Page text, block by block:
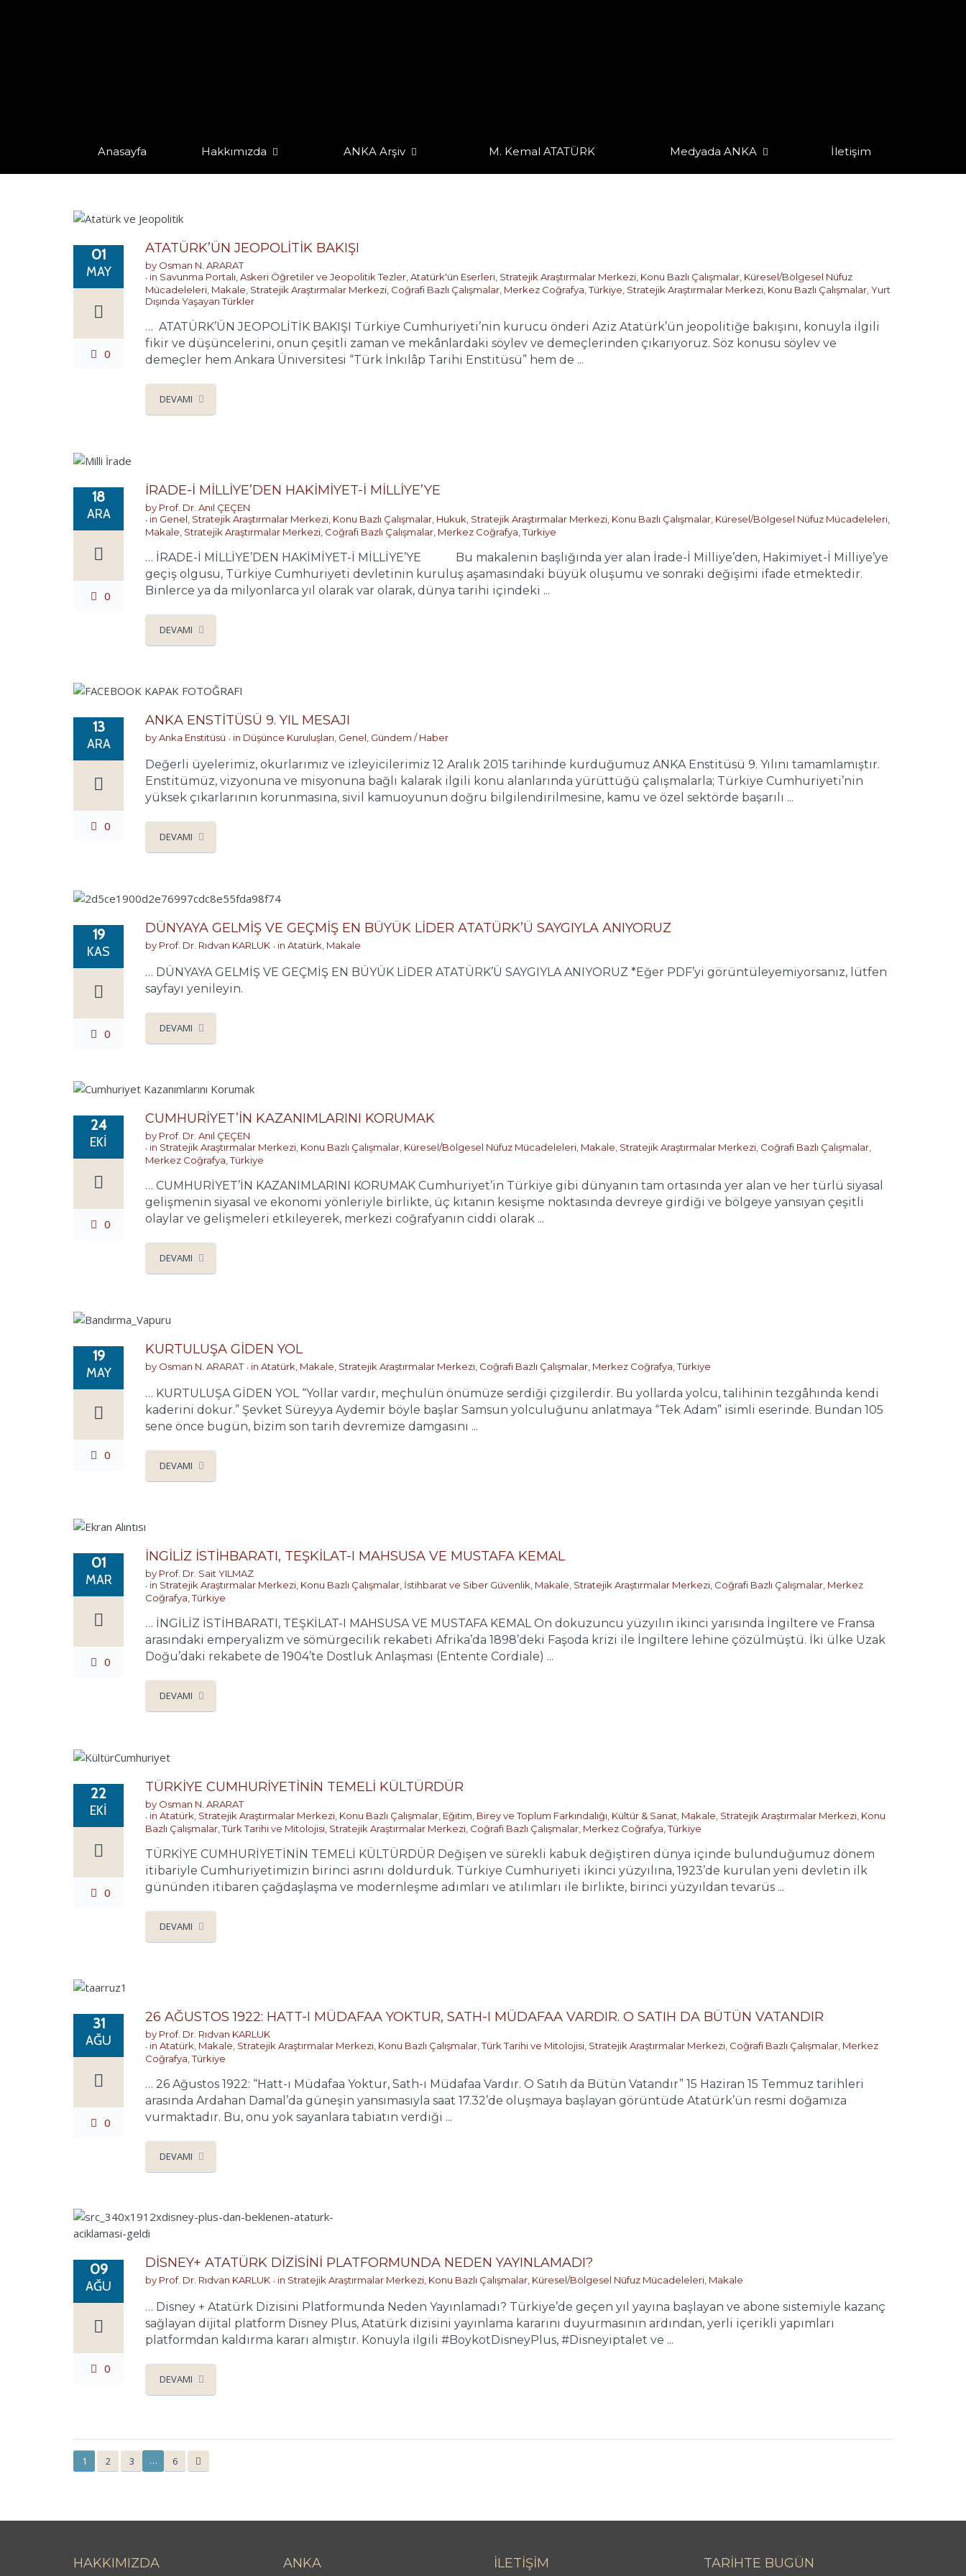
Anasayfa Hakkımızda ANKA Arşiv M. Kemal ATATÜRK Medyada ANKA İletişim
01
MAY
0
ATATÜRK’ÜN JEOPOLİTİK BAKIŞI
by Osman N. ARARAT
in Savunma Portalı,Askeri Öğretiler ve Jeopolitik Tezler,Atatürk'ün Eserleri, Stratejik Araştırmalar Merkezi, Konu Bazlı Çalışmalar, Küresel/Bölgesel Nüfuz
Mücadeleleri, Makale, Stratejik Araştırmalar Merkezi, Coğrafi Bazlı Çalışmalar, Merkez Coğrafya,Türkiye, Stratejik Araştırmalar Merkezi, Konu Bazlı Çalışmalar,Yurt
Dışında Yaşayan Türkler
… ATATÜRK’ÜN JEOPOLİTİK BAKIŞI Türkiye Cumhuriyeti’nin kurucu önderi Aziz Atatürk’ün jeopolitiğe bakışını, konuyla ilgili
fikir ve düşüncelerini, onun çeşitli zaman ve mekânlardaki söylev ve demeçlerinden çıkarıyoruz. Söz konusu söylev ve
demeçler hem Ankara Üniversitesi “Türk İnkılâp Tarihi Enstitüsü” hem de ...
DEVAMI
18
ARA
0
İRADE-İ MİLLİYE’DEN HAKİMİYET-İ MİLLİYE’YE
by Prof. Dr. Anıl ÇEÇEN
in Genel Stratejik Araştırmalar Merkezi Konu Bazlı Çalışmalar Hukuk Stratejik Araştırmalar Merkezi Konu Bazlı Çalışmalar Küresel/Bölgesel Nüfuz Mücadeleleri
Makale Stratejik Araştırmalar Merkezi Coğrafi Bazlı Çalışmalar Merkez Coğrafya ,Türkiye
… İRADE-İ MİLLİYE’DEN HAKİMİYET-İ MİLLİYE’YE Bu makalenin başlığında yer alan İrade-İ Milliye’den, Hakimiyet-İ Milliye’ye
geçiş olgusu, Türkiye Cumhuriyeti devletinin kuruluş aşamasındaki büyük oluşumu ve sonraki değişimi ifade etmektedir.
Binlerce ya da milyonlarca yıl olarak var olarak, dünya tarihi içindeki ...
DEVAMI
13
ARA
0
ANKA ENSTİTÜSÜ 9. YIL MESAJI
byAnka Enstitüsü in Düşünce Kuruluşları, Genel, Gündem / Haber
Değerli üyelerimiz, okurlarımız ve izleyicilerimiz 12 Aralık 2015 tarihinde kurduğumuz ANKA Enstitüsü 9. Yılını tamamlamıştır.
Enstitümüz, vizyonuna ve misyonuna bağlı kalarak ilgili konu alanlarında yürüttüğü çalışmalarla; Türkiye Cumhuriyeti’nin
yüksek çıkarlarının korunmasına, sivil kamuoyunun doğru bilgilendirilmesine, kamu ve özel sektörde başarılı ...
DEVAMI
19
KAS
0
DÜNYAYA GELMİŞ VE GEÇMİŞ EN BÜYÜK LİDER ATATÜRK’Ü SAYGIYLA ANIYORUZ
by Prof. Dr. Rıdvan KARLUK in Atatürk Makale
… DÜNYAYA GELMİŞ VE GEÇMİŞ EN BÜYÜK LİDER ATATÜRK’Ü SAYGIYLA ANIYORUZ *Eğer PDF’yi görüntüleyemiyorsanız, lütfen
sayfayı yenileyin.
DEVAMI
24
EKI
0
CUMHURİYET’İN KAZANIMLARINI KORUMAK
by Prof. Dr. Anıl ÇEÇEN
in Stratejik Araştırmalar Merkezi, Konu Bazlı Çalışmalar, Küresel/Bölgesel Nüfuz Mücadeleleri, Makale, Stratejik Araştırmalar Merkezi, Coğrafi Bazlı Çalışmalar,
Merkez Coğrafya,Türkiye
… CUMHURİYET’İN KAZANIMLARINI KORUMAK Cumhuriyet’in Türkiye gibi dünyanın tam ortasında yer alan ve her türlü siyasal
gelişmenin siyasal ve ekonomi yönleriyle birlikte, üç kıtanın kesişme noktasında devreye girdiği ve bölgeye yansıyan çeşitli
olaylar ve gelişmeleri etkileyerek, merkezi coğrafyanın ciddi olarak ...
DEVAMI
19
MAY
0
KURTULUŞA GİDEN YOL
by Osman N. ARARAT in Atatürk Makale Stratejik Araştırmalar Merkezi Coğrafi Bazlı Çalışmalar Merkez Coğrafya ,Türkiye
… KURTULUŞA GİDEN YOL “Yollar vardır, meçhulün önümüze serdiği çizgilerdir. Bu yollarda yolcu, talihinin tezgâhında kendi
kaderini dokur.” Şevket Süreyya Aydemir böyle başlar Samsun yolculuğunu anlatmaya “Tek Adam” isimli eserinde. Bundan 105
sene önce bugün, bizim son tarih devremize damgasını ...
DEVAMI
01
MAR
0
İNGİLİZ İSTİHBARATI, TEŞKİLAT-I MAHSUSA VE MUSTAFA KEMAL
by Prof. Dr. Sait YILMAZ
in Stratejik Araştırmalar Merkezi, Konu Bazlı Çalışmalar, İstihbarat ve Siber Güvenlik, Makale, Stratejik Araştırmalar Merkezi, Coğrafi Bazlı Çalışmalar, Merkez
Coğrafya,Türkiye
… İNGİLİZ İSTİHBARATI, TEŞKİLAT-I MAHSUSA VE MUSTAFA KEMAL On dokuzuncu yüzyılın ikinci yarısında İngiltere ve Fransa
arasındaki emperyalizm ve sömürgecilik rekabeti Afrika’da 1898’deki Faşoda krizi ile İngiltere lehine çözülmüştü. İki ülke Uzak
Doğu’daki rekabete de 1904’te Dostluk Anlaşması (Entente Cordiale) ...
DEVAMI
22
EKI
0
TÜRKİYE CUMHURİYETİNİN TEMELİ KÜLTÜRDÜR
by Osman N. ARARAT
in Atatürk Stratejik Araştırmalar Merkezi Konu Bazlı Çalışmalar Eğitim, Birey ve Toplum Farkındalığı Kültür & Sanat Makale Stratejik Araştırmalar Merkezi Konu
Bazlı Çalışmalar ,Türk Tarihi ve Mitolojisi Stratejik Araştırmalar Merkezi Coğrafi Bazlı Çalışmalar Merkez Coğrafya ,Türkiye
TÜRKİYE CUMHURİYETİNİN TEMELİ KÜLTÜRDÜR Değişen ve sürekli kabuk değiştiren dünya içinde bulunduğumuz dönem
itibariyle Cumhuriyetimizin birinci asrını doldurduk. Türkiye Cumhuriyeti ikinci yüzyılına, 1923’de kurulan yeni devletin ilk
gününden itibaren çağdaşlaşma ve modernleşme adımları ve atılımları ile birlikte, birinci yüzyıldan tevarüs ...
DEVAMI
31
AĞU
0
26 AĞUSTOS 1922: HATT-I MÜDAFAA YOKTUR, SATH-I MÜDAFAA VARDIR. O SATIH DA BÜTÜN VATANDIR
by Prof. Dr. Rıdvan KARLUK
in Atatürk, Makale, Stratejik Araştırmalar Merkezi, Konu Bazlı Çalışmalar,Türk Tarihi ve Mitolojisi, Stratejik Araştırmalar Merkezi, Coğrafi Bazlı Çalışmalar, Merkez
Coğrafya,Türkiye
… 26 Ağustos 1922: “Hatt-ı Müdafaa Yoktur, Sath-ı Müdafaa Vardır. O Satıh da Bütün Vatandır” 15 Haziran 15 Temmuz tarihleri
arasında Ardahan Damal’da güneşin yansımasıyla saat 17.32’de oluşmaya başlayan görüntüde Atatürk’ün resmi doğamıza
vurmaktadır. Bu, onu yok sayanlara tabiatın verdiği ...
DEVAMI
09
AĞU
0
DİSNEY+ ATATÜRK DİZİSİNİ PLATFORMUNDA NEDEN YAYINLAMADI?
by Prof. Dr. Rıdvan KARLUK in Stratejik Araştırmalar Merkezi, Konu Bazlı Çalışmalar, Küresel/Bölgesel Nüfuz Mücadeleleri, Makale
… Disney + Atatürk Dizisini Platformunda Neden Yayınlamadı? Türkiye’de geçen yıl yayına başlayan ve abone sistemiyle kazanç
sağlayan dijital platform Disney Plus, Atatürk dizisini yayınlama kararını duyurmasının ardından, yerli içerikli yapımları
platformdan kaldırma kararı almıştır. Konuyla ilgili #BoykotDisneyPlus, #Disneyiptalet ve ...
DEVAMI
1 2 3 … 6
HAKKIMIZDA ANKA İLETİŞİM TARİHTE BUGÜN